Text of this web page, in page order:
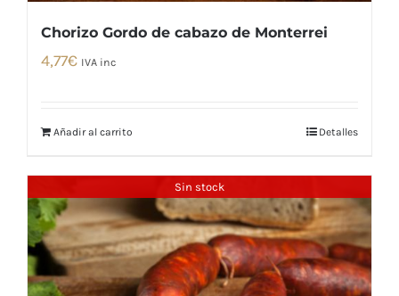
Chorizo Gordo de cabazo de Monterrei
4,77€ IVA inc
Añadir al carrito Detalles
Sin stock